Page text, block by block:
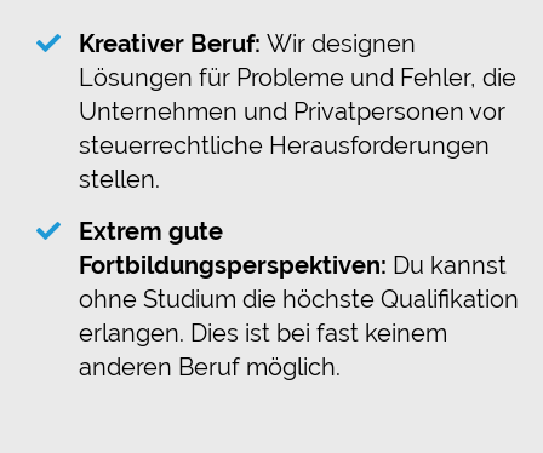
Kreativer Beruf: Wir designen
Lösungen für Probleme und Fehler, die
Unternehmen und Privatpersonen vor
steuerrechtliche Herausforderungen
stellen.
Extrem gute
Fortbildungsperspektiven: Du kannst
ohne Studium die höchste Qualifikation
erlangen. Dies ist bei fast keinem
anderen Beruf möglich.